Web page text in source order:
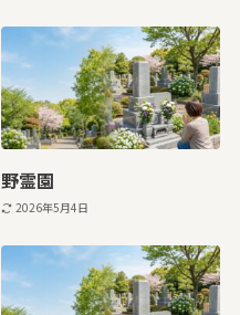
野霊園
2026年5月4日